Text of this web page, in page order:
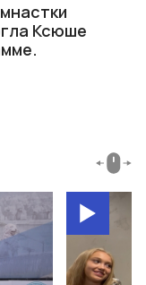
Ксюше